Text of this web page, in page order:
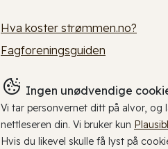
Hva koster strømmen.no?
Fagforeningsguiden
Ingen unødvendige
Vi tar personvernet ditt på alvor,
nettleseren din. Vi bruker kun
Hvis du likevel skulle få lyst på